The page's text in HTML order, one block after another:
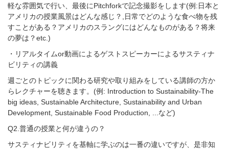
軽な雰囲気で行い、最後にPitchforkで記念撮影をします(例 :日本と
アメリカの授業風景はどんな感じ？ 日常でどのような食べ物を残
すことがある？アメリカのスラングにはどんなものがある？将来
の夢は？etc.)
・リアルタイムor動画によるゲストスピーカーによるサスティナ
ビリティの講義
週ごとのトピックに関わる研究や取り組みをしている講師の方か
らレクチャーを聴きます。 (例 : Introduction to Sustainability-The
big ideas, Sustainable Architecture, Sustainability and Urban
Development, Sustainable Food Production, ... など)
Q2. 普通の授業と何が違うの？
サスティナビリティを基軸に学ぶのは一番の違いですが、是非知